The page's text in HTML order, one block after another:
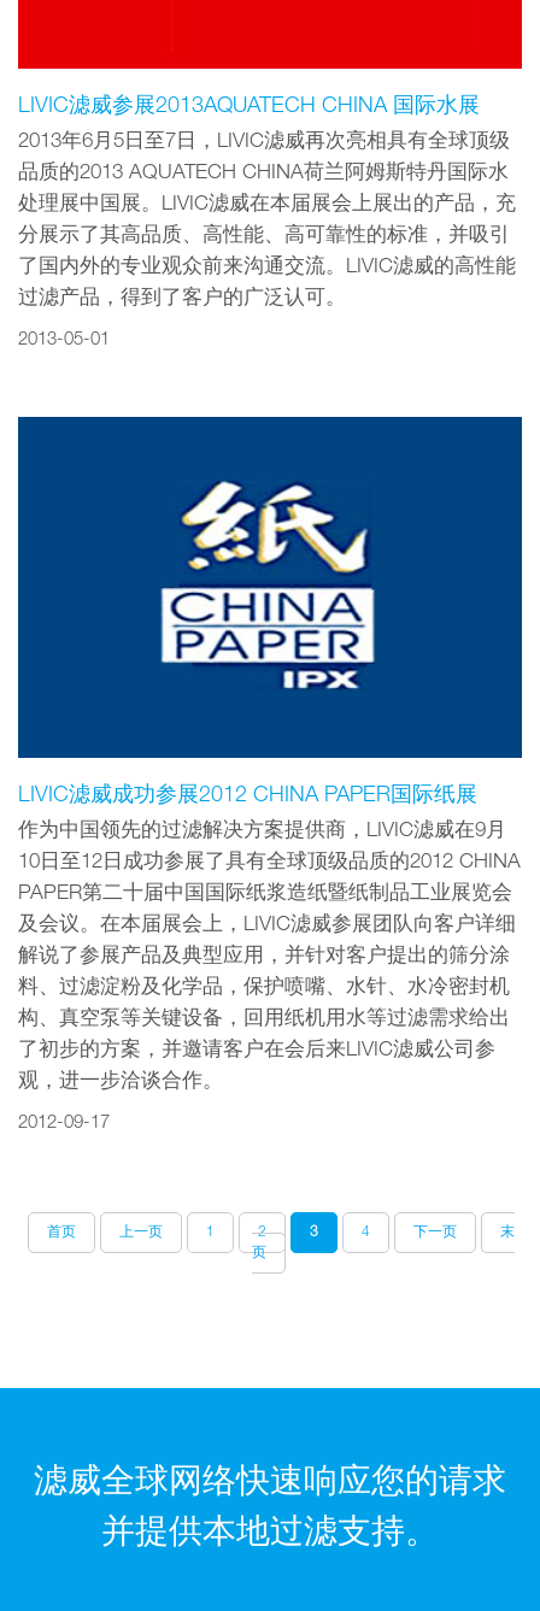
LIVIC滤威参展2013AQUATECH CHINA 国际水展
2013年6月5日至7日，LIVIC滤威再次亮相具有全球顶级
品质的2013 AQUATECH CHINA荷兰阿姆斯特丹国际水
处理展中国展。LIVIC滤威在本届展会上展出的产品，充
分展示了其高品质、高性能、高可靠性的标准，并吸引
了国内外的专业观众前来沟通交流。LIVIC滤威的高性能
过滤产品，得到了客户的广泛认可。
2013-05-01
LIVIC滤威成功参展2012 CHINA PAPER国际纸展
作为中国领先的过滤解决方案提供商，LIVIC滤威在9月
10日至12日成功参展了具有全球顶级品质的2012 CHINA
PAPER第二十届中国国际纸浆造纸暨纸制品工业展览会
及会议。在本届展会上，LIVIC滤威参展团队向客户详细
解说了参展产品及典型应用，并针对客户提出的筛分涂
料、过滤淀粉及化学品，保护喷嘴、水针、水冷密封机
构、真空泵等关键设备，回用纸机用水等过滤需求给出
了初步的方案，并邀请客户在会后来LIVIC滤威公司参
观，进一步洽谈合作。
2012-09-17
首页 上一页 1 2 3 4 下一页
末
页
滤威全球网络快速响应您的请求
并提供本地过滤支持。